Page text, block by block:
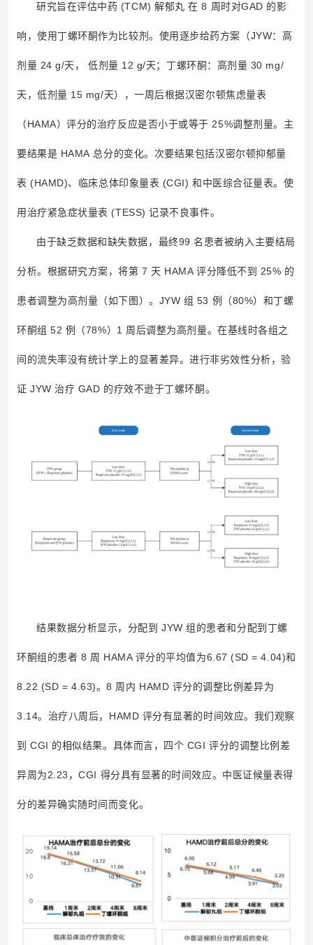
研究旨在评估中药 (TCM) 解郁丸 在 8 周时对GAD 的影
响，使用丁螺环酮作为比较剂。使用逐步给药方案（JYW：高
剂量 24 g/天， 低剂量 12 g/天；丁螺环酮：高剂量 30 mg/
天，低剂量 15 mg/天），一周后根据汉密尔顿焦虑量表
（HAMA）评分的治疗反应是否小于或等于 25%调整剂量。 主
要结果是 HAMA 总分的变化。次要结果包括汉密尔顿抑郁量
表 (HAMD)、临床总体印象量表 (CGI) 和中医综合征量表。使
用治疗紧急症状量表 (TESS) 记录不良事件。
由于缺乏数据和缺失数据，最终99 名患者被纳入主要结局
分析。根据研究方案，将第 7 天 HAMA 评分降低不到 25% 的
患者调整为高剂量（如下图）。JYW 组 53 例（80%）和丁螺
环酮组 52 例（78%）1 周后调整为高剂量。在基线时各组之
间的流失率没有统计学上的显著差异。进行非劣效性分析，验
证 JYW 治疗 GAD 的疗效不逊于丁螺环酮。
结果数据分析显示，分配到 JYW 组的患者和分配到丁螺
环酮组的患者 8 周 HAMA 评分的平均值为6.67 (SD = 4.04)和
8.22 (SD = 4.63)。8 周内 HAMD 评分的调整比例差异为
3.14。治疗八周后，HAMD 评分有显著的时间效应。我们观察
到 CGI 的相似结果。具体而言，四个 CGI 评分的调整比例差
异周为2.23，CGI 得分具有显著的时间效应。中医证候量表得
分的差异确实随时间而变化。